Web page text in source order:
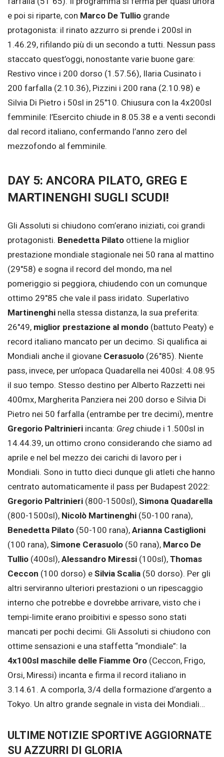
e poi si riparte, con Marco De Tullio grande
protagonista: il rinato azzurro si prende i 200sl in
1.46.29, rifilando più di un secondo a tutti. Nessun pass
staccato quest’oggi, nonostante varie buone gare:
Restivo vince i 200 dorso (1.57.56), Ilaria Cusinato i
200 farfalla (2.10.36), Pizzini i 200 rana (2.10.98) e
Silvia Di Pietro i 50sl in 25″10. Chiusura con la 4x200sl
femminile: l’Esercito chiude in 8.05.38 e a venti secondi
dal record italiano, confermando l’anno zero del
mezzofondo al femminile.
DAY 5: ANCORA PILATO, GREG E
MARTINENGHI SUGLI SCUDI!
Gli Assoluti si chiudono com’erano iniziati, coi grandi
protagonisti. Benedetta Pilato ottiene la miglior
prestazione mondiale stagionale nei 50 rana al mattino
(29″58) e sogna il record del mondo, ma nel
pomeriggio si peggiora, chiudendo con un comunque
ottimo 29″85 che vale il pass iridato. Superlativo
Martinenghi nella stessa distanza, la sua preferita:
26″49, miglior prestazione al mondo (battuto Peaty) e
record italiano mancato per un decimo. Si qualifica ai
Mondiali anche il giovane Cerasuolo (26″85). Niente
pass, invece, per un’opaca Quadarella nei 400sl: 4.08.95
il suo tempo. Stesso destino per Alberto Razzetti nei
400mx, Margherita Panziera nei 200 dorso e Silvia Di
Pietro nei 50 farfalla (entrambe per tre decimi), mentre
Gregorio Paltrinieri incanta: Greg chiude i 1.500sl in
14.44.39, un ottimo crono considerando che siamo ad
aprile e nel bel mezzo dei carichi di lavoro per i
Mondiali. Sono in tutto dieci dunque gli atleti che hanno
centrato automaticamente il pass per Budapest 2022:
Gregorio Paltrinieri (800-1500sl), Simona Quadarella
(800-1500sl), Nicolò Martinenghi (50-100 rana),
Benedetta Pilato (50-100 rana), Arianna Castiglioni
(100 rana), Simone Cerasuolo (50 rana), Marco De
Tullio (400sl), Alessandro Miressi (100sl), Thomas
Ceccon (100 dorso) e Silvia Scalia (50 dorso). Per gli
altri serviranno ulteriori prestazioni o un ripescaggio
interno che potrebbe e dovrebbe arrivare, visto che i
tempi-limite erano proibitivi e spesso sono stati
mancati per pochi decimi. Gli Assoluti si chiudono con
ottime sensazioni e una staffetta “mondiale”: la
4x100sl maschile delle Fiamme Oro (Ceccon, Frigo,
Orsi, Miressi) incanta e firma il record italiano in
3.14.61. A comporla, 3/4 della formazione d’argento a
Tokyo. Un altro grande segnale in vista dei Mondiali…
ULTIME NOTIZIE SPORTIVE AGGIORNATE
SU AZZURRI DI GLORIA